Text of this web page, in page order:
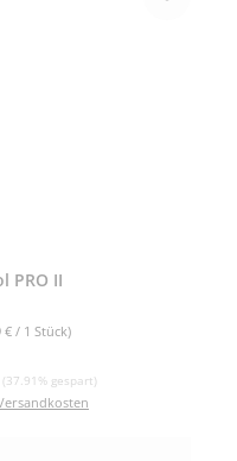
PRO II
€ / 1 Stück)
(37.91% gespart)